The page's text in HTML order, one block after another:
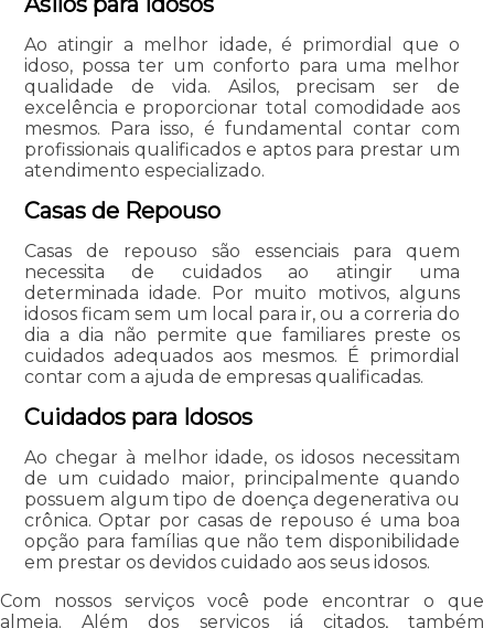
Ao atingir a melhor idade, é primordial que o
idoso, possa ter um conforto para uma melhor
qualidade de vida. Asilos, precisam ser de
excelência e proporcionar total comodidade aos
mesmos. Para isso, é fundamental contar com
profissionais qualificados e aptos para prestar um
atendimento especializado.
Casas de Repouso
Casas de repouso são essenciais para quem
necessita de cuidados ao atingir uma
determinada idade. Por muito motivos, alguns
idosos ficam sem um local para ir, ou a correria do
dia a dia não permite que familiares preste os
cuidados adequados aos mesmos. É primordial
contar com a ajuda de empresas qualificadas.
Cuidados para Idosos
Ao chegar à melhor idade, os idosos necessitam
de um cuidado maior, principalmente quando
possuem algum tipo de doença degenerativa ou
crônica. Optar por casas de repouso é uma boa
opção para famílias que não tem disponibilidade
em prestar os devidos cuidado aos seus idosos.
Com nossos serviços você pode encontrar o que
almeja. Além dos serviços já citados, também